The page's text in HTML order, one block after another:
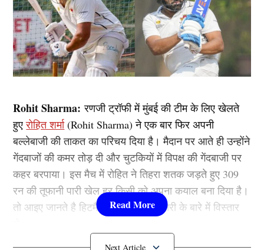
Rohit Sharma:रणजी ट्रॉफी में मुंबई की टीम के लिए खेलते
हुएरोहित शर्मा(Rohit Sharma) ने एक बार फिर अपनी
बल्लेबाजी की ताकत का परिचय दिया है। मैदान पर आते ही उन्होंने
गेंदबाजों की कमर तोड़ दी और चुटकियों में विपक्ष की गेंदबाजी पर
कहर बरपाया। इस मैच में रोहित ने तिहरा शतक जड़ते हुए 309
रन की तूफानी पारी खेल हर किसी को अपना कयाल बना दिया है।
तो आइए जानते है हिटमैन की इस तूफानी पारी के बारे में विस्तार